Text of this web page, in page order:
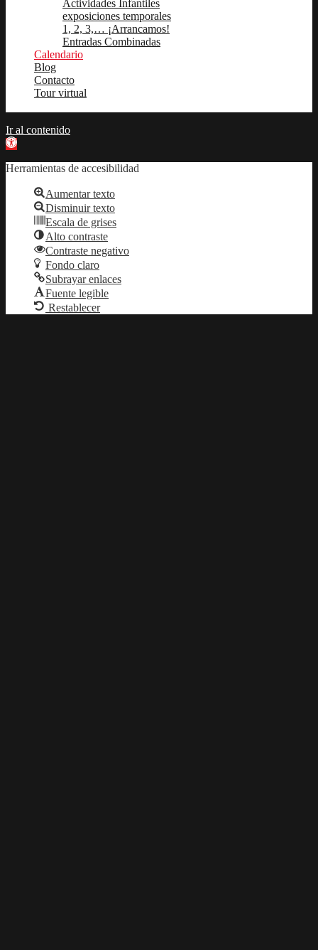
Actividades Infantiles
exposiciones temporales
1, 2, 3,… ¡Arrancamos!
Entradas Combinadas
Calendario
Blog
Contacto
Tour virtual
Ir al contenido
Abrir barra de herramientas
Herramientas de accesibilidad
Aumentar texto
Disminuir texto
Escala de grises
Alto contraste
Contraste negativo
Fondo claro
Subrayar enlaces
Fuente legible
Restablecer